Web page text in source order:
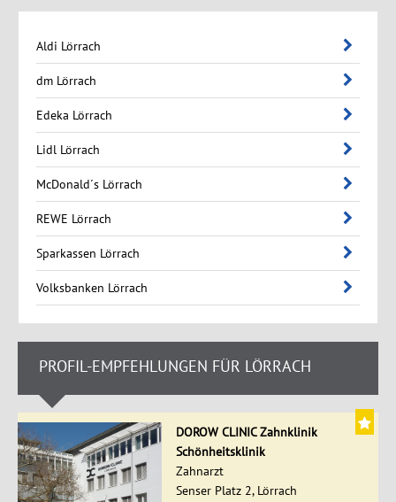
Aldi Lörrach
dm Lörrach
Edeka Lörrach
Lidl Lörrach
McDonald´s Lörrach
REWE Lörrach
Sparkassen Lörrach
Volksbanken Lörrach
PROFIL-EMPFEHLUNGEN FÜR LÖRRACH
DOROW CLINIC Zahnklinik
Schönheitsklinik
Zahnarzt
Senser Platz 2, Lörrach